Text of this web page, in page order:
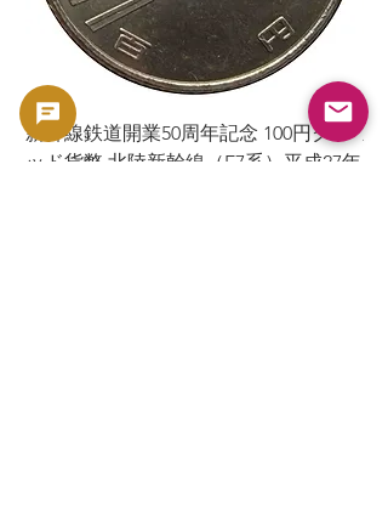
新幹線鉄道開業50周年記念 100円クラ
ッド貨幣 北陸新幹線（E7系）平成27年
新